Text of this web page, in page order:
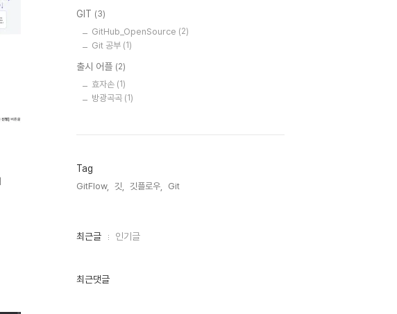
GIT (3)
GitHub_OpenSource (2)
Git 공부 (1)
출시 어플 (2)
효자손 (1)
방광곡곡 (1)
Tag
GitFlow, 깃, 깃플로우, Git,
최
인
최근글 인기글
최근댓글